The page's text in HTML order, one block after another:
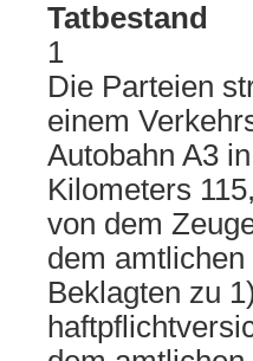
Tatbestand
1
Die Parteien
einem
Autobahn A3
Kilometers
von dem
dem
Beklagten zu